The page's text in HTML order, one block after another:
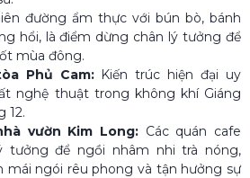
đường ẩm thực với bún bò, bánh
hổi, là điểm dừng chân lý tưởng để
mùa đông.
Phủ Cam:Kiến trúc hiện đại uy
nghệ thuật trong không khí Giáng
12.
vườn Kim Long: Các quán cafe
tưởng để ngồi nhâm nhi trà nóng,
mái ngói rêu phong và tận hưởng sự